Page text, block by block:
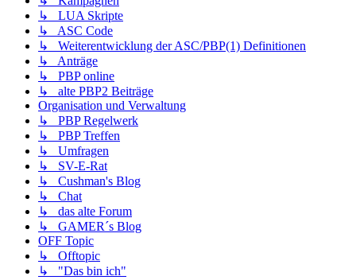
↳ LUA Skripte
↳ ASC Code
↳ Weiterentwicklung der ASC/PBP(1) Definitionen
↳ Anträge
↳ PBP online
↳ alte PBP2 Beiträge
Organisation und Verwaltung
↳ PBP Regelwerk
↳ PBP Treffen
↳ Umfragen
↳ SV-E-Rat
↳ Cushman's Blog
↳ Chat
↳ das alte Forum
↳ GAMER´s Blog
OFF Topic
↳ Offtopic
↳ "Das bin ich"